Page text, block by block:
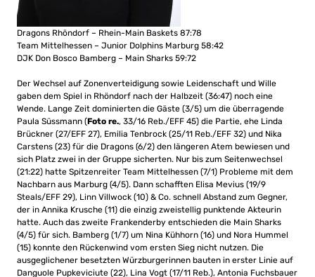
Dragons Rhöndorf – Rhein-Main Baskets 87:78
Team Mittelhessen – Junior Dolphins Marburg 58:42
DJK Don Bosco Bamberg – Main Sharks 59:72
Der Wechsel auf Zonenverteidigung sowie Leidenschaft und Wille
gaben dem Spiel in Rhöndorf nach der Halbzeit (36:47) noch eine
Wende. Lange Zeit dominierten die Gäste (3/5) um die überragende
Paula Süssmann (Foto re., 33/16 Reb./EFF 45) die Partie, ehe Linda
Brückner (27/EFF 27), Emilia Tenbrock (25/11 Reb./EFF 32) und Nika
Carstens (23) für die Dragons (6/2) den längeren Atem bewiesen und
sich Platz zwei in der Gruppe sicherten. Nur bis zum Seitenwechsel
(21:22) hatte Spitzenreiter Team Mittelhessen (7/1) Probleme mit dem
Nachbarn aus Marburg (4/5). Dann schafften Elisa Mevius (19/9
Steals/EFF 29), Linn Villwock (10) & Co. schnell Abstand zum Gegner,
der in Annika Krusche (11) die einzig zweistellig punktende Akteurin
hatte. Auch das zweite Frankenderby entschieden die Main Sharks
(4/5) für sich. Bamberg (1/7) um Nina Kühhorn (16) und Nora Hummel
(15) konnte den Rückenwind vom ersten Sieg nicht nutzen. Die
ausgeglichener besetzten Würzburgerinnen bauten in erster Linie auf
Danguole Pupkeviciute (22), Lina Vogt (17/11 Reb.), Antonia Fuchsbauer